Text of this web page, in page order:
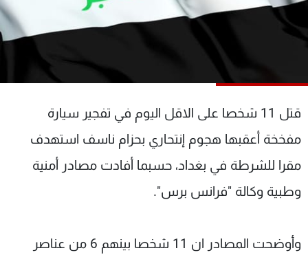
قتل 11 شخصا على الاقل اليوم في تفجير سيارة
مفخخة أعقبها هجوم إنتحاري بحزام ناسف استهدف
مقرا للشرطة في بغداد، حسبما أفادت مصادر أمنية
وطبية وكالة "فرانس برس".
وأوضحت المصادر ان 11 شخصا بينهم 6 من عناصر
جدول البرامج
شاهد البرامج
لاعلاناتكم
شروط الإسـتخدام
سياسة الخصوصية